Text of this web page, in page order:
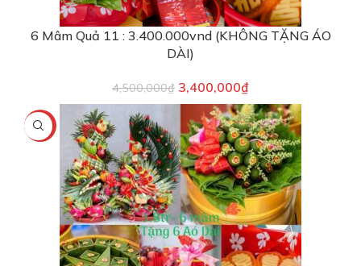
6 Mâm Quả 11 : 3.400.000vnd (KHÔNG TẶNG ÁO
DÀI)
4,500,000₫ 3,400,000₫
-3%